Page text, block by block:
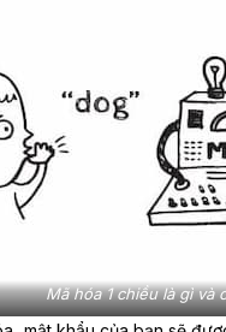
Mã hóa 1 chiều là gì và